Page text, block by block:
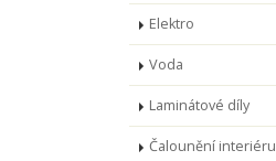
Elektro
Voda
Laminátové díly
Čalounění interiéru